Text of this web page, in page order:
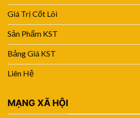
Giá Trị Cốt Lõi
Sản Phẩm KST
Bảng Giá KST
Liên Hệ
MẠNG XÃ HỘI